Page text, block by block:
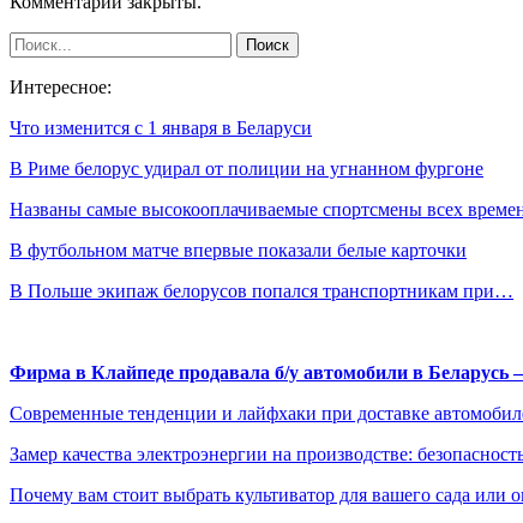
Интересное:
Что изменится с 1 января в Беларуси
В Риме белорус удирал от полиции на угнанном фургоне
Названы самые высокооплачиваемые спортсмены всех
В футбольном матче впервые показали белые карточки
В Польше экипаж белорусов попался транспортникам при…
Фирма в Клайпеде продавала б/у автомобили в
Современные тенденции и лайфхаки при доставке
Замер качества электроэнергии на производстве:
Почему вам стоит выбрать культиватор для вашего сада или